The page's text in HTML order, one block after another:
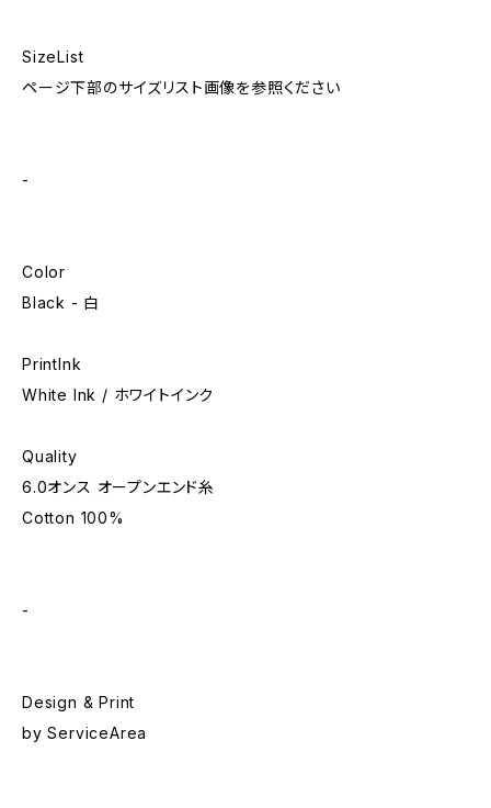
SizeList
ページ下部のサイズリスト画像を参照ください
-
Color
Black - 白
PrintInk
White Ink / ホワイトインク
Quality
6.0オンス オープンエンド糸
Cotton 100%
-
Design & Print
by ServiceArea